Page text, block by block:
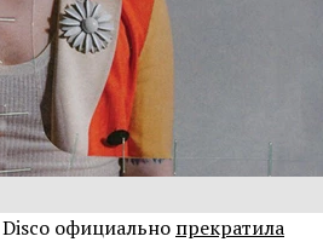
официально прекратила